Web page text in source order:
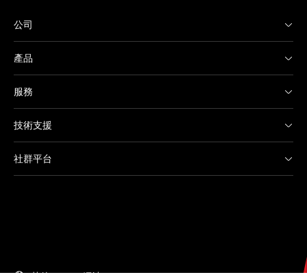
公司
產品
服務
技術支援
社群平台